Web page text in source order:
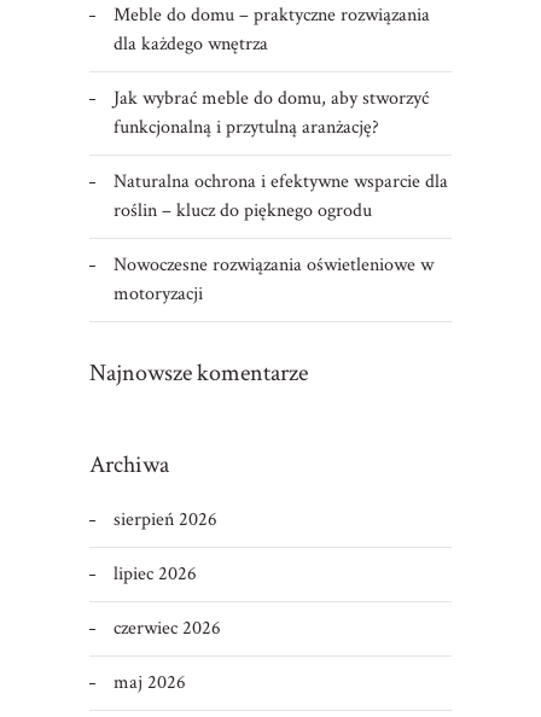
Meble do domu – praktyczne rozwiązania
dla każdego wnętrza
Jak wybrać meble do domu, aby stworzyć
funkcjonalną i przytulną aranżację?
Naturalna ochrona i efektywne wsparcie dla
roślin – klucz do pięknego ogrodu
Nowoczesne rozwiązania oświetleniowe w
motoryzacji
Najnowsze komentarze
Archiwa
sierpień 2026
lipiec 2026
czerwiec 2026
maj 2026